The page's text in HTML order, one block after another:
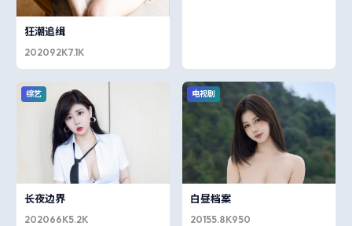
狂潮追缉
202092K7.1K
综艺
长夜边界
202066K5.2K
电视剧
白昼档案
20155.8K950